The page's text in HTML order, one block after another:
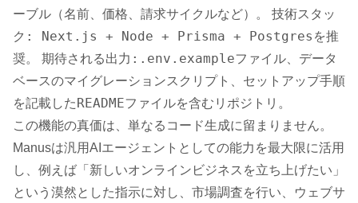
ーブル（名前、価格、請求サイクルなど）。
技術スタッ
ク: Next.js + Node + Prisma + Postgresを推
奨。
期待される出力:.env.exampleファイル、データ
ベースのマイグレーションスクリプト、セットアップ手順
を記載したREADMEファイルを含むリポジトリ。
この機能の真価は、単なるコード生成に留まりません。
Manusは汎用AIエージェントとしての能力を最大限に活用
し、例えば「新しいオンラインビジネスを立ち上げたい」
という漠然とした指示に対し、市場調査を行い、ウェブサ